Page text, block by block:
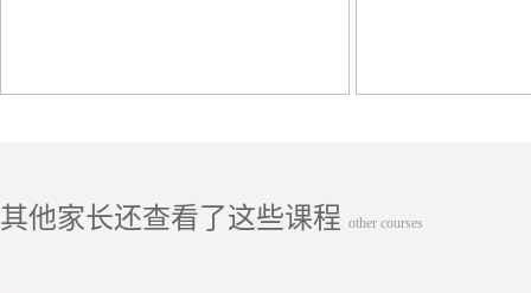
其他家长还查看了这些课程 other courses